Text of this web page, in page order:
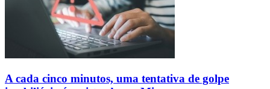
A cada cinco minutos, uma tentativa de golpe